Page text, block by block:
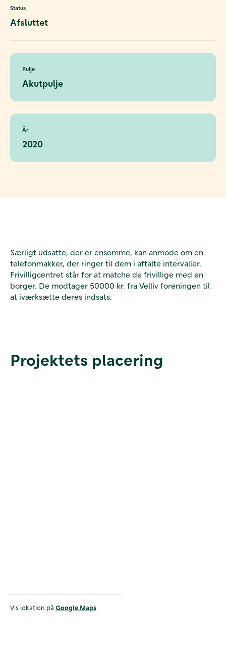
Status
Afsluttet
Pulje
Akutpulje
År
2020
Særligt udsatte, der er ensomme, kan anmode om en
telefonmakker, der ringer til dem i aftalte intervaller.
Frivilligcentret står for at matche de frivillige med en
borger. De modtager 50000 kr. fra Velliv foreningen til
at iværksætte deres indsats.
Projektets placering
Vis lokation på Google Maps